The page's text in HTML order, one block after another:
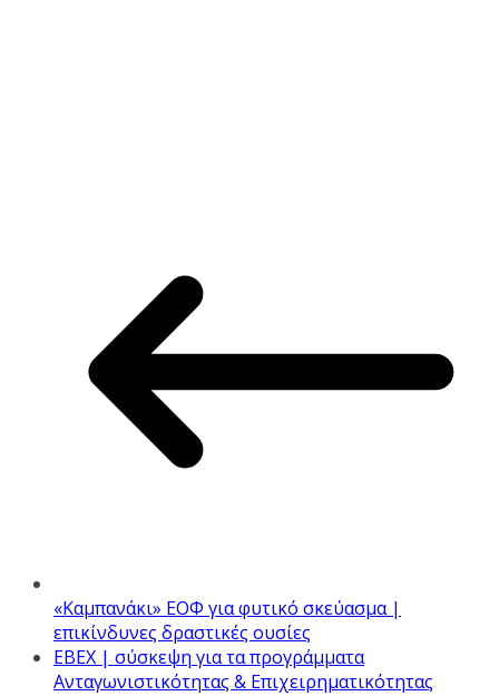
«Καμπανάκι» ΕΟΦ για φυτικό σκεύασμα |
επικίνδυνες δραστικές ουσίες
ΕΒΕΧ | σύσκεψη για τα προγράμματα
Ανταγωνιστικότητας & Επιχειρηματικότητας